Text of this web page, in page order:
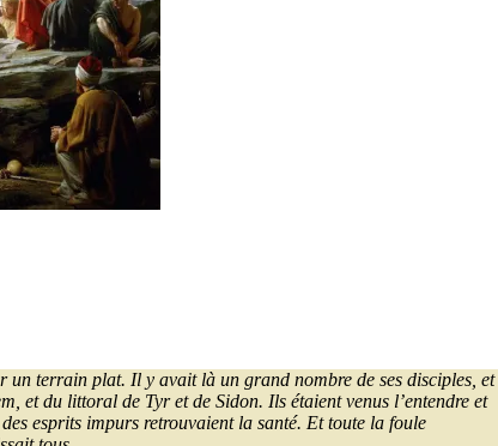
un terrain plat. Il y avait là un grand nombre de ses disciples, et
et du littoral de Tyr et de Sidon. Ils étaient venus l’entendre et
esprits impurs retrouvaient la santé. Et toute la foule